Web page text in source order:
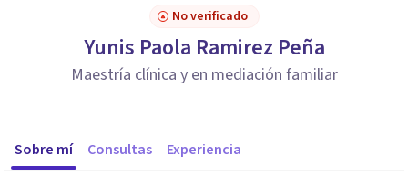
No verificado
Yunis Paola Ramirez Peña
Maestría clínica y en mediación familiar
Sobre mí Consultas Experiencia